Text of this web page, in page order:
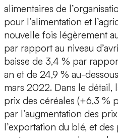
alimentaires de
pour l’alimentation et
nouvelle fois légèrement
par rapport au niveau
baisse de 3,4 % par
an et de 24,9 % au-
mars 2022. Dans le détail,
prix des céréales (+6,3 %
par l’augmentation des
l’exportation du blé, et